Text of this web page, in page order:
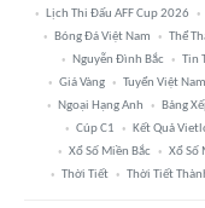
Lịch Thi Đấu AFF Cup 2026
Bóng Đá Việt Nam
Thể
Nguyễn Đình Bắc
Tin
Giá Vàng
Tuyển Việt Nam
Ngoại Hạng Anh
Bảng
Cúp C1
Kết Quả
Xổ Số Miền Bắc
Xổ Số
Thời Tiết
Thời Tiết